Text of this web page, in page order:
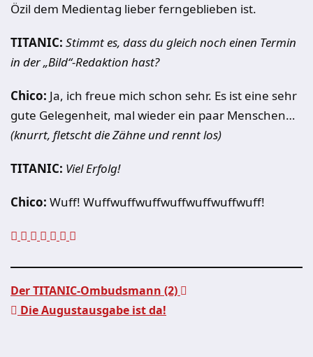
Özil dem Medientag lieber ferngeblieben ist.
TITANIC: Stimmt es, dass du gleich noch einen Termin
in der „Bild“-Redaktion hast?
Chico: Ja, ich freue mich schon sehr. Es ist eine sehr
gute Gelegenheit, mal wieder ein paar Menschen…
(knurrt, fletscht die Zähne und rennt los)
TITANIC: Viel Erfolg!
Chico: Wuff! Wuffwuffwuffwuffwuffwuffwuff!
Der TITANIC-Ombudsmann (2)
Die Augustausgabe ist da!